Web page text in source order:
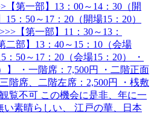
【第一部】13：00～14：30（開
：50～17：20（開場15：20）
【第一部】11：30～13：
二部】13：40～15：10（会場
50～17：20（会場15：20） ・
】 ・一階席：7,500円 ・二階正面
階席、二階左席：2,500円 ・桟敷
覧不可 この機会に是非、年に一
い素晴らしい、 江戸の華、日本